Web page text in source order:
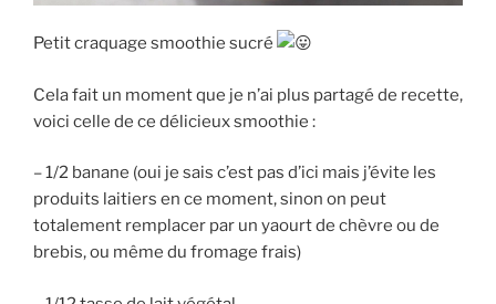
Petit craquage smoothie sucré
Cela fait un moment que je n’ai plus partagé de recette,
voici celle de ce délicieux smoothie :
– 1/2 banane (oui je sais c’est pas d’ici mais j’évite les
produits laitiers en ce moment, sinon on peut
totalement remplacer par un yaourt de chèvre ou de
brebis, ou même du fromage frais)